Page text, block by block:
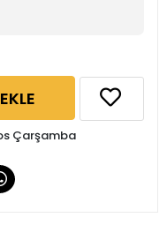
SEPETE EKLE
Çarşamba